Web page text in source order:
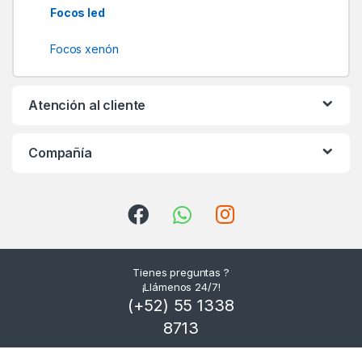
Focos led
Focos xenón
Atención al cliente
Compañía
Tienes preguntas ?
¡Llámenos 24/7!
(+52) 55 1338
8713